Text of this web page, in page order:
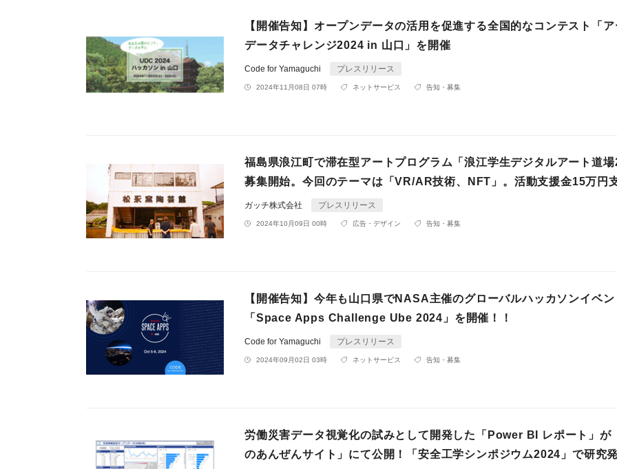
【開催告知】オープンデータの活用を促進する全国的なコンテスト「
データチャレンジ2024 in 山口」を開催
Code for Yamaguchi プレスリリース
2024年11月08日 07時 ネットサービス 告知・募集
福島県浪江町で滞在型アートプログラム「浪江学生デジタルアート道場
募集開始。今回のテーマは「VR/AR技術、NFT」。活動支援金15万円
ガッチ株式会社 プレスリリース
2024年10月09日 00時 広告・デザイン 告知・募集
【開催告知】今年も山口県でNASA主催のグローバルハッカソンイベン
「Space Apps Challenge Ube 2024」を開催！！
Code for Yamaguchi プレスリリース
2024年09月02日 03時 ネットサービス 告知・募集
労働災害データ視覚化の試みとして開発した「Power BI レポート」が
のあんぜんサイト」にて公開！「安全工学シンポジウム2024」で研究